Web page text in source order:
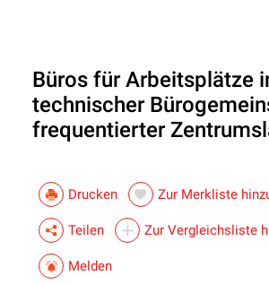
Büros für Arbeitsplätze
technischer
frequentierter
Drucken Zur Merkliste
Teilen Zur Vergleichsliste
Melden